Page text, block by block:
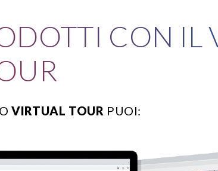
CON IL
VIRTUAL TOUR PUOI: